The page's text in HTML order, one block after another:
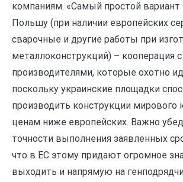
компаниям. «Самый простой
Польшу (при наличии европейских
сварочные и другие работы при
металлоконструкций) – кооперация
производителями, которые охотно
поскольку украинские площадки
производить конструкции мирового
ценам ниже европейских. Важно
точности выполнения заявленных
что в ЕС этому придают огромное
выходить и напрямую на